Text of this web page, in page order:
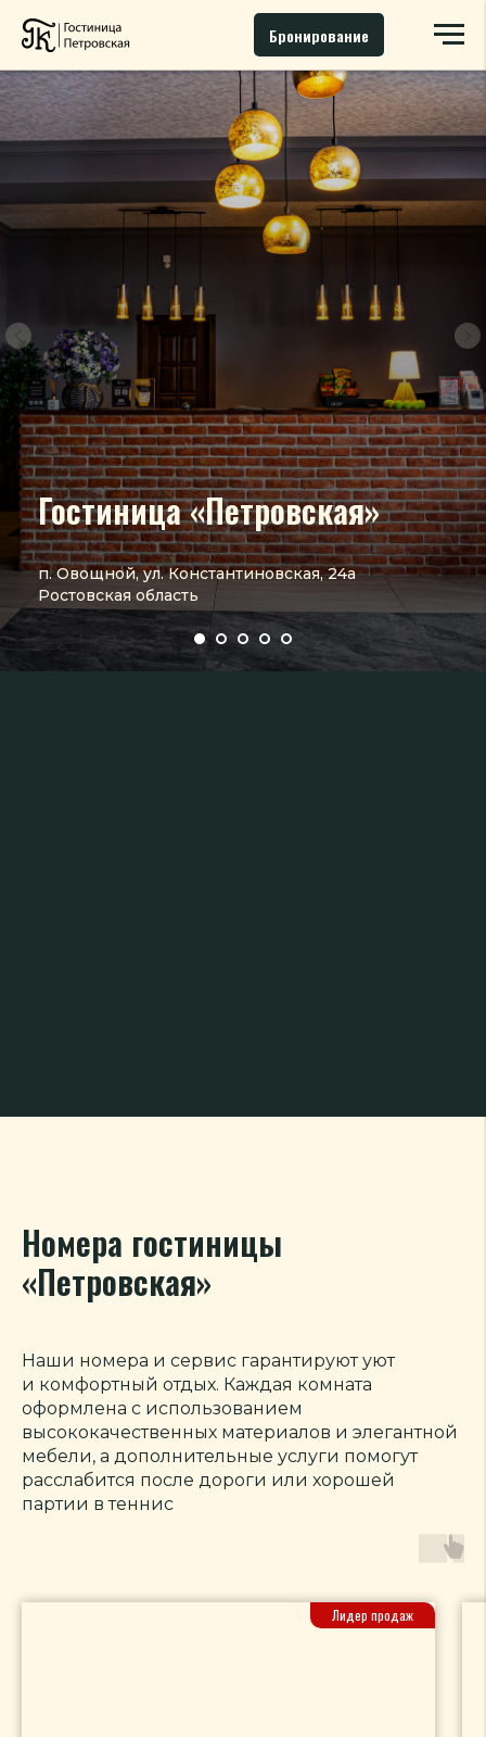
Бронирование
Гостиница «Петровская»
п. Овощной, ул. Константиновская, 24а
Ростовская область
Номера гостиницы
«Петровская»
Наши номера и сервис гарантируют уют
и комфортный отдых. Каждая комната
оформлена с использованием
высококачественных материалов и элегантной
мебели, а дополнительные услуги помогут
расслабится после дороги или хорошей
партии в теннис
Лидер продаж